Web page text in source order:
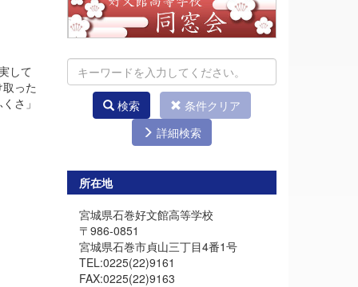
して
った
さ」
検索
条件クリア
詳細検索
所在地
宮城県石巻好文館高等学校
〒986-0851
宮城県石巻市貞山三丁目4番1号
TEL:0225(22)9161
FAX:0225(22)9163